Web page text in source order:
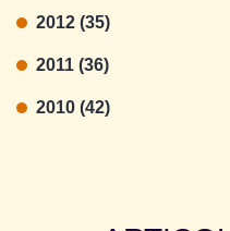
2012 (35)
2011 (36)
2010 (42)